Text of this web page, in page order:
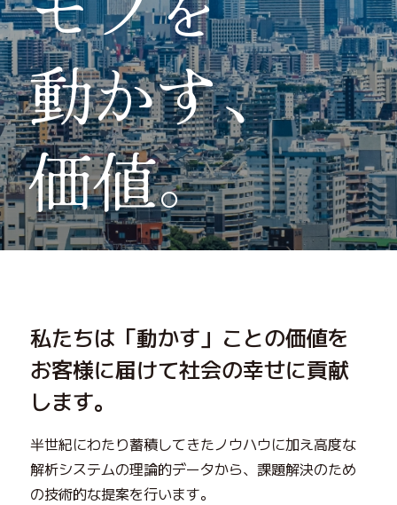
動かす、
価値。
私たちは「動かす」ことの価値を
お客様に届けて社会の幸せに貢献
します。
半世紀にわたり蓄積してきたノウハウに加え高度な
解析システムの理論的データから、 課題解決のため
の技術的な提案を行います。